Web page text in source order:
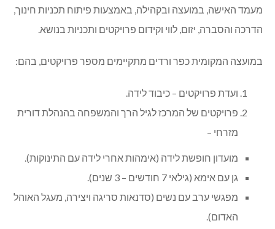
מעמד האישה, במועצה ובקהילה, באמצעות פיתוח תכניות חינוך,
הדרכה והסברה, יזום, לווי וקידום פרויקטים ותכניות בנושא
במועצה המקומית כפר ורדים מתקיימים מספר פרויקטים, בהם:
ועדת פרויקטים – כיבוד לידה.
פרויקטים של המרכז לגיל הרך והמשפחה בהנהלת דורית
מזרחי –
מועדון חופשת לידה (אימהות אחרי לידה עם התינוקות).
גן עם אימא (גילאי 7 חודשים – 3 שנים).
מפגשי ערב עם נשים (סדנאות סריגה ויצירה, מעגל האוהל
האדום).